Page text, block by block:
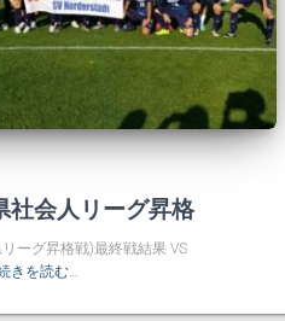
会人リーグ昇格
リーグ昇格戦)最終戦結果 VS
きを読む…